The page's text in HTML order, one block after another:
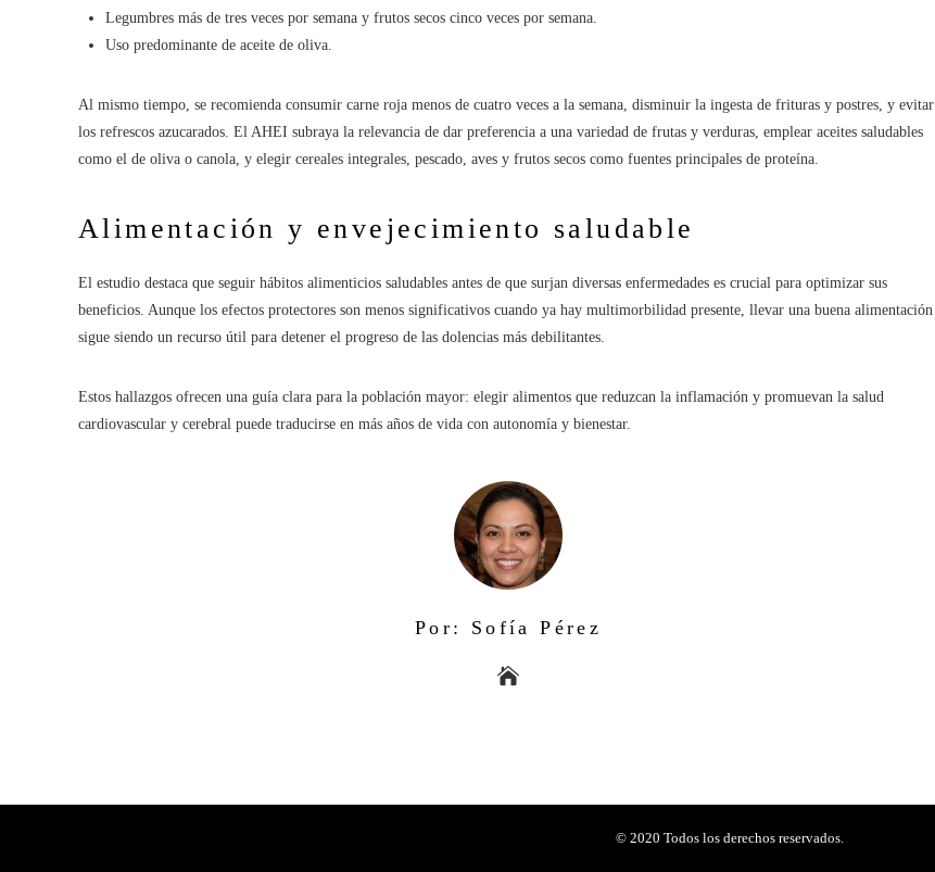
Legumbres más de tres veces por semana y frutos secos cinco veces por semana.
Uso predominante de aceite de oliva.
Al mismo tiempo, se recomienda consumir carne roja menos de cuatro veces a la semana, disminuir la ingesta de frituras y postres, y evitar
los refrescos azucarados. El AHEI subraya la relevancia de dar preferencia a una variedad de frutas y verduras, emplear aceites saludables
como el de oliva o canola, y elegir cereales integrales, pescado, aves y frutos secos como fuentes principales de proteína.
Alimentación y envejecimiento saludable
El estudio destaca que seguir hábitos alimenticios saludables antes de que surjan diversas enfermedades es crucial para optimizar sus
beneficios. Aunque los efectos protectores son menos significativos cuando ya hay multimorbilidad presente, llevar una buena alimentación
sigue siendo un recurso útil para detener el progreso de las dolencias más debilitantes.
Estos hallazgos ofrecen una guía clara para la población mayor: elegir alimentos que reduzcan la inflamación y promuevan la salud
cardiovascular y cerebral puede traducirse en más años de vida con autonomía y bienestar.
Por: Sofía Pérez
© 2020 Todos los derechos reservados.